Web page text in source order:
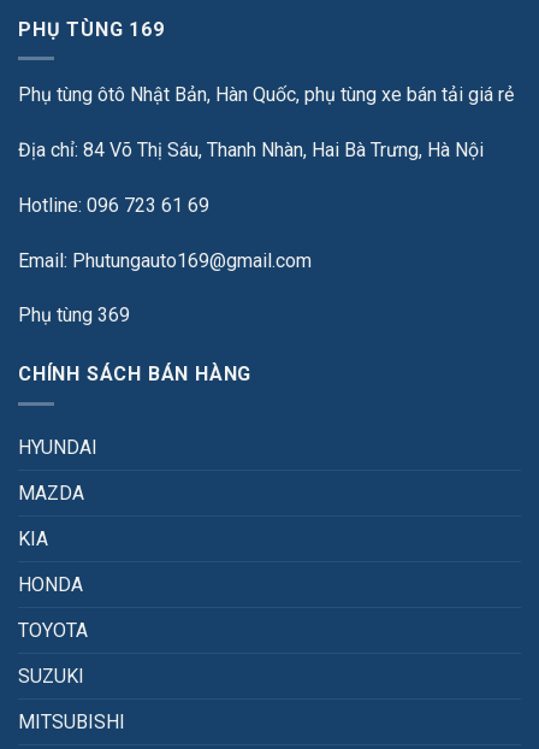
PHỤ TÙNG 169
Phụ tùng ôtô Nhật Bản, Hàn Quốc, phụ tùng xe bán tải giá rẻ
Địa chỉ: 84 Võ Thị Sáu, Thanh Nhàn, Hai Bà Trưng, Hà Nội
Hotline: 096 723 61 69
Email: Phutungauto169@gmail.com
Phụ tùng 369
CHÍNH SÁCH BÁN HÀNG
HYUNDAI
MAZDA
KIA
HONDA
TOYOTA
SUZUKI
MITSUBISHI